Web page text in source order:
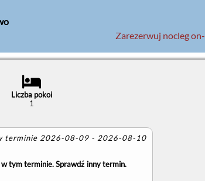
Zarezerwuj nocleg
Liczba pokoi
1
terminie 2026-08-09 - 2026-08-10
tym terminie. Sprawdź inny termin.